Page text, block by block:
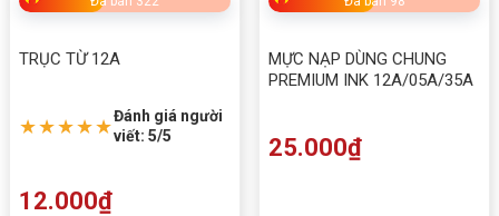
TRỤC TỪ 12A
★★★★★Đánh giá người
viết: 5/5
12.000₫
MỰC NẠP DÙNG CHUNG
PREMIUM INK 12A/05A/35A
25.000₫